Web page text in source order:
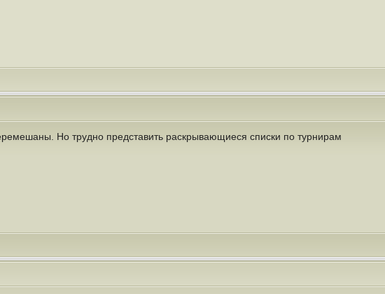
Но трудно представить раскрывающиеся списки по турнирам